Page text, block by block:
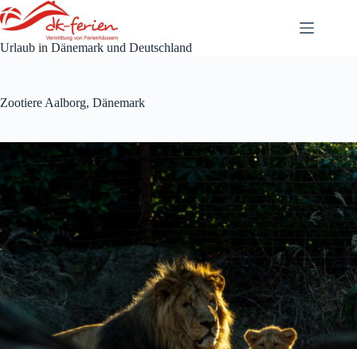
Zum
Inhalt
springen
Urlaub in Dänemark und Deutschland
Zootiere Aalborg, Dänemark